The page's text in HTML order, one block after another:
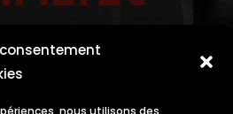
nous utilisons des